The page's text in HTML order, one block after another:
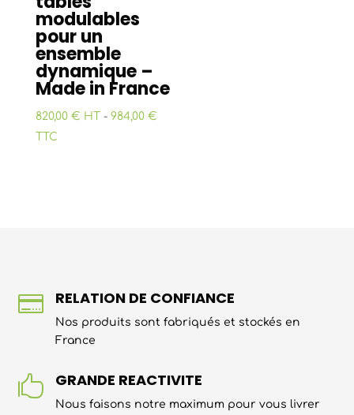
modulables
pour un
ensemble
dynamique –
Made in France
820,00 € HT - 984,00 €
TTC
 RELATION DE CONFIANCE
Nos produits sont fabriqués et stockés en
France
 GRANDE REACTIVITE
Nous faisons notre maximum pour vous livrer